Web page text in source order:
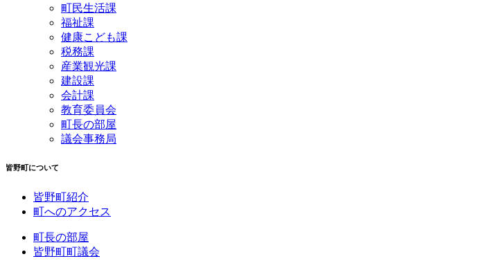
町民生活課
福祉課
健康こども課
税務課
産業観光課
建設課
会計課
教育委員会
町長の部屋
議会事務局
皆野町について
皆野町紹介
町へのアクセス
町長の部屋
皆野町町議会